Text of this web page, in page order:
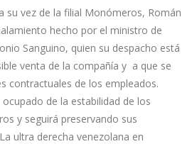
su vez de la filial Monómeros, Román
hecho por el ministro de
Sanguino, quien su despacho está
venta de la compañía y a que se
contractuales de los empleados.
ocupado de la estabilidad de los
y seguirá preservando sus
ultra derecha venezolana en